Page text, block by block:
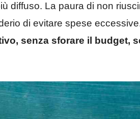
diffuso. La paura di non
di evitare spese
senza sforare il budget,